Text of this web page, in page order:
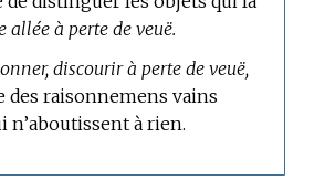
allée à perte de veuë.
discourir à perte de veuë,
des raisonnemens vains
n’aboutissent à rien.